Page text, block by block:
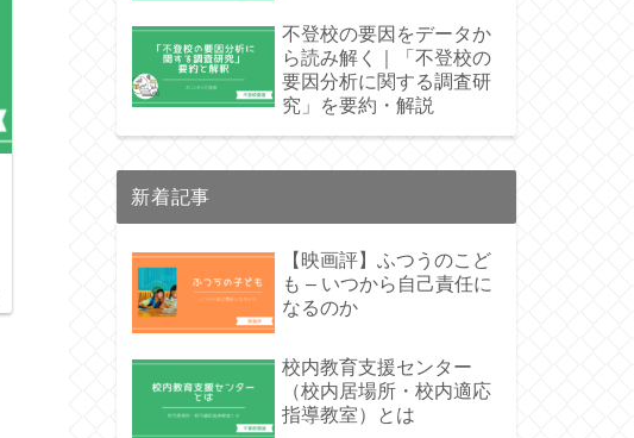
不登校の要因をデータか
ら読み解く｜「不登校の
要因分析に関する調査研
究」を要約・解説
新着記事
【映画評】ふつうのこど
も – いつから自己責任に
なるのか
校内教育支援センター
（校内居場所・校内適応
指導教室）とは